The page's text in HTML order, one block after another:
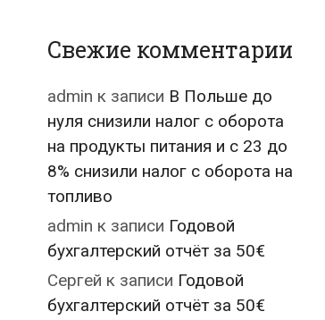
Свежие комментарии
admin к записи В Польше до
нуля снизили налог с оборота
на продукты питания и с 23 до
8% снизили налог с оборота на
топливо
admin к записи Годовой
бухгалтерский отчёт за 50€
Сергей к записи Годовой
бухгалтерский отчёт за 50€